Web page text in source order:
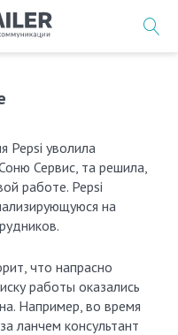
Сервис, та решила,
работе. Pepsi
на
что напрасно
работы оказались
Например, во время
ланчем консультант